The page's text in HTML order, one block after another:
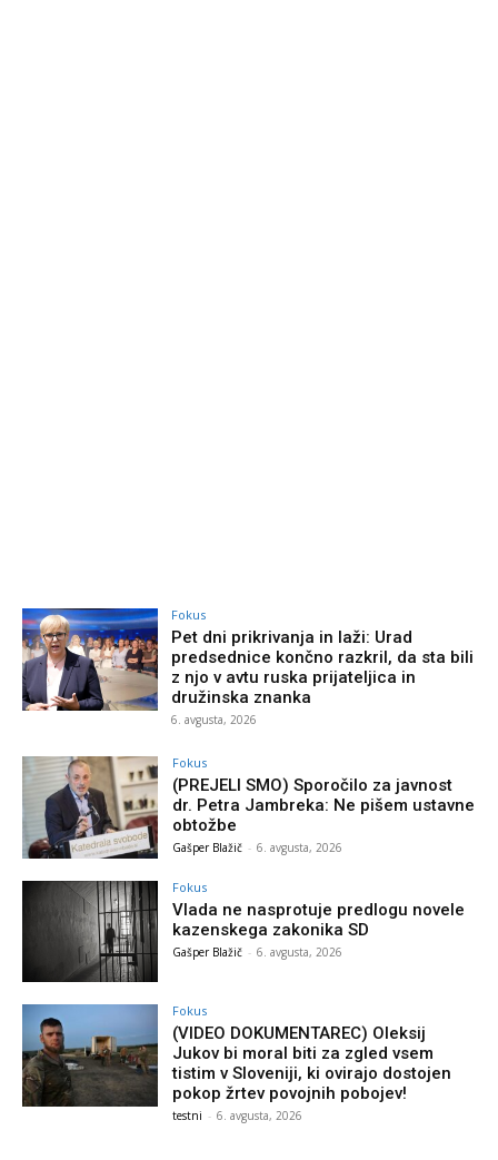
Fokus
Pet dni prikrivanja in laži: Urad
predsednice končno razkril, da sta bili
z njo v avtu ruska prijateljica in
družinska znanka
6. avgusta, 2026
Fokus
(PREJELI SMO) Sporočilo za javnost
dr. Petra Jambreka: Ne pišem ustavne
obtožbe
Gašper Blažič - 6. avgusta, 2026
Fokus
Vlada ne nasprotuje predlogu novele
kazenskega zakonika SD
Gašper Blažič - 6. avgusta, 2026
Fokus
(VIDEO DOKUMENTAREC) Oleksij
Jukov bi moral biti za zgled vsem
tistim v Sloveniji, ki ovirajo dostojen
pokop žrtev povojnih pobojev!
testni - 6. avgusta, 2026